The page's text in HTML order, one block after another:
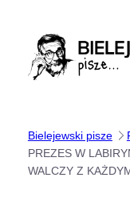
Bielejewski pisze
PREZES W
WALCZY Z